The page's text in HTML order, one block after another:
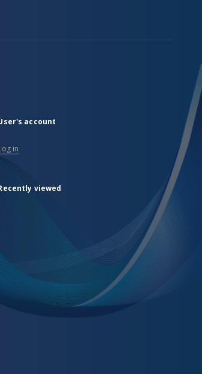
account
in
viewed